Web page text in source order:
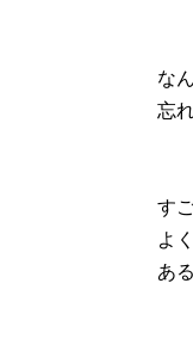
な
忘
す
よ
あ